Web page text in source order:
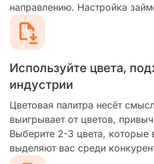
направлению. Настройка
Используйте цвета,
индустрии
Цветовая палитра несёт
выигрывает от цветов,
Выберите 2-3 цвета,
выделяют вас среди